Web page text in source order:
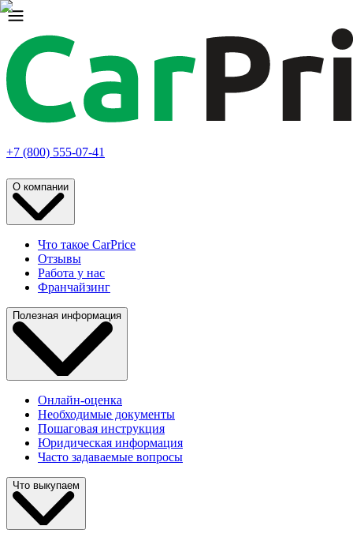
+7 (800) 555-07-41
О компании
Что такое CarPrice
Отзывы
Работа у нас
Франчайзинг
Полезная информация
Онлайн-оценка
Необходимые документы
Пошаговая инструкция
Юридическая информация
Часто задаваемые вопросы
Что выкупаем